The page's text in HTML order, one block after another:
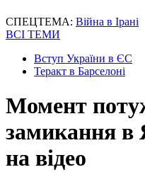
СПЕЦТЕМА: Війна в Ірані
ВСІ ТЕМИ
Вступ України в ЄС
Теракт в Барселоні
Момент
замикання в
на відео